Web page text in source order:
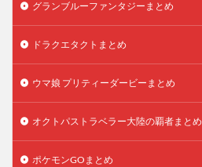
グランブルーファンタジーまとめ
ドラクエタクトまとめ
ウマ娘 プリティーダービーまとめ
オクトパストラベラー大陸の覇者まとめ
ポケモンGOまとめ